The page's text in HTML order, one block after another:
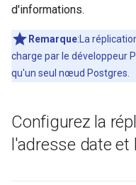
d'informations.
Remarque:La
charge par le développeur
qu'un seul nœud Postgres.
Configurez la
l'adresse date